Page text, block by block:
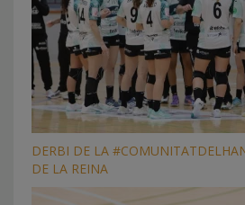
DERBI DE LA
DE LA REINA